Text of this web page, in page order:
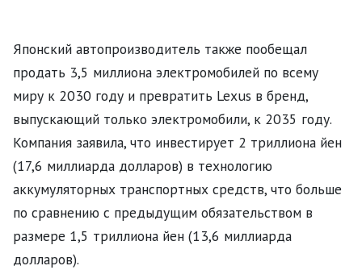
Японский автопроизводитель также пообещал
продать 3,5 миллиона электромобилей по всему
миру к 2030 году и превратить Lexus в бренд,
выпускающий только электромобили, к 2035 году.
Компания заявила, что инвестирует 2 триллиона йен
(17,6 миллиарда долларов) в технологию
аккумуляторных транспортных средств, что больше
по сравнению с предыдущим обязательством в
размере 1,5 триллиона йен (13,6 миллиарда
долларов).